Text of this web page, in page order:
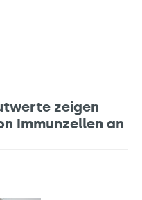
zeigen
Immunzellen an